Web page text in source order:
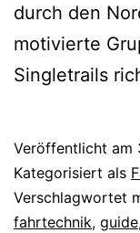
durch den
motivierte
Singletrails
Veröffentlicht am
Kategorisiert als
Verschlagwortet
fahrtechnik, guide